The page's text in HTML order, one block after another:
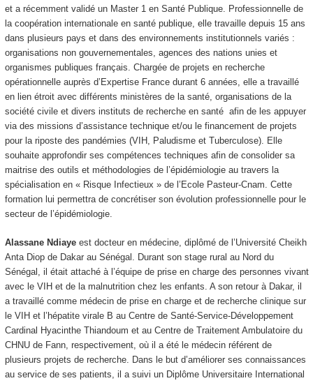
et a récemment validé un Master 1 en Santé Publique. Professionnelle de
la coopération internationale en santé publique, elle travaille depuis 15 ans
dans plusieurs pays et dans des environnements institutionnels variés :
organisations non gouvernementales, agences des nations unies et
organismes publiques français. Chargée de projets en recherche
opérationnelle auprès d’Expertise France durant 6 années, elle a travaillé
en lien étroit avec différents ministères de la santé, organisations de la
société civile et divers instituts de recherche en santé afin de les appuyer
via des missions d’assistance technique et/ou le financement de projets
pour la riposte des pandémies (VIH, Paludisme et Tuberculose). Elle
souhaite approfondir ses compétences techniques afin de consolider sa
maitrise des outils et méthodologies de l’épidémiologie au travers la
spécialisation en « Risque Infectieux » de l’Ecole Pasteur-Cnam. Cette
formation lui permettra de concrétiser son évolution professionnelle pour le
secteur de l’épidémiologie.
Alassane Ndiayeest docteur en médecine, diplômé de l’Université Cheikh
Anta Diop de Dakar au Sénégal. Durant son stage rural au Nord du
Sénégal, il était attaché à l’équipe de prise en charge des personnes vivant
avec le VIH et de la malnutrition chez les enfants. A son retour à Dakar, il
a travaillé comme médecin de prise en charge et de recherche clinique sur
le VIH et l’hépatite virale B au Centre de Santé-Service-Développement
Cardinal Hyacinthe Thiandoum et au Centre de Traitement Ambulatoire du
CHNU de Fann, respectivement, où il a été le médecin référent de
plusieurs projets de recherche. Dans le but d’améliorer ses connaissances
au service de ses patients, il a suivi un Diplôme Universitaire International